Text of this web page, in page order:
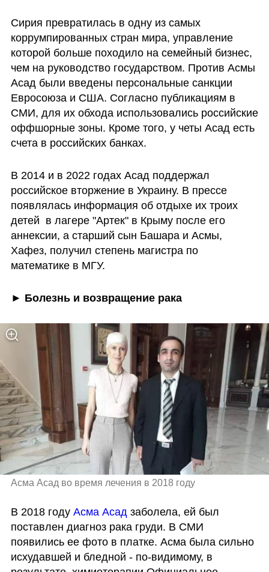
Сирия превратилась в одну из самых
коррумпированных стран мира, управление
которой больше походило на семейный бизнес,
чем на руководство государством. Против Асмы
Асад были введены персональные санкции
Евросоюза и США. Согласно публикациям в
СМИ, для их обхода использовались российские
оффшорные зоны. Кроме того, у четы Асад есть
счета в российских банках.
В 2014 и в 2022 годах Асад поддержал
российское вторжение в Украину. В прессе
появлялась информация об отдыхе их троих
детей  в лагере "Артек" в Крыму после его
аннексии, а старший сын Башара и Асмы,
Хафез, получил степень магистра по
математике в МГУ.
► Болезнь и возвращение рака
Асма Асад во время лечения в 2018 году
В 2018 году Асма Асад заболела, ей был
поставлен диагноз рака груди. В СМИ
появились ее фото в платке. Асма была сильно
исхудавшей и бледной - по-видимому, в